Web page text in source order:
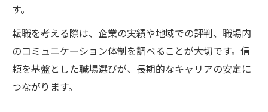
す。
転職を考える際は、企業の実績や地域での評判、職場内
のコミュニケーション体制を調べることが大切です。信
頼を基盤とした職場選びが、長期的なキャリアの安定に
つながります。